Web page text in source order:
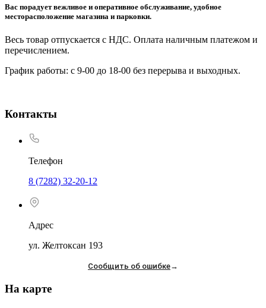
Вас порадует вежливое и оперативное обслуживание, удобное
месторасположение магазина и парковки.
Весь товар отпускается с НДС. Оплата наличным платежом и
перечислением.
График работы: с 9-00 до 18-00 без перерыва и выходных.
Контакты
Телефон
8 (7282) 32-20-12
Адрес
ул. Желтоксан 193
Сообщить об ошибке→
На карте